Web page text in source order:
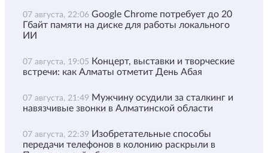
07 августа, 22:06 Google Chrome потребует до 20
Гбайт памяти на диске для работы локального
ИИ
07 августа, 19:05 Концерт, выставки и творческие
встречи: как Алматы отметит День Абая
07 августа, 21:49 Мужчину осудили за сталкинг и
навязчивые звонки в Алматинской области
07 августа, 22:39 Изобретательные способы
передачи телефонов в колонию раскрыли в